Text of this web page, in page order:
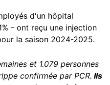
d'un hôpital
- ont reçu une injection
la saison 2024-2025.
et 1.079 personnes
confirmée par PCR. Ils